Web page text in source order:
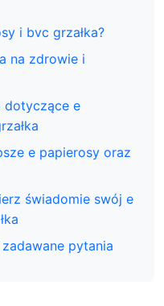
i bvc grzałka?
na zdrowie i
dotyczące e
e papierosy oraz
świadomie swój e
pytania